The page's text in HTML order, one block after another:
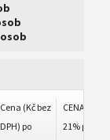
osob
Cena (Kč bez
DPH) po
CENA S DPH
21% po